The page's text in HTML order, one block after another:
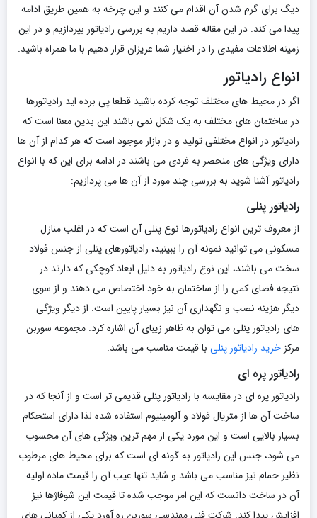
دیگ برای گرم شدن آن اقدام می کنند و این چرخه به همین طریق ادامه
پیدا می کند. در این مقاله قصد داریم به بررسی رادیاتور بپردازیم و در این
زمینه اطلاعات مفیدی را در اختیار شما عزیزان قرار دهیم با ما همراه باشید.
انواع رادیاتور
اگر در محیط های مختلف توجه کرده باشید قطعا پی برده اید رادیاتورها
در ساختمان های مختلف به یک شکل نمی باشند این بدین معنا است که
رادیاتور در انواع مختلفی تولید و در بازار موجود است که هر کدام از آن ها
دارای ویژگی های منحصر به فردی می باشند در ادامه برای این که با انواع
رادیاتور آشنا شوید به بررسی چند مورد از آن ها می پردازیم:
رادیاتور پنلی
از معروف ترین انواع رادیاتورها نوع پنلی آن است که در اغلب منازل
مسکونی می توانید نمونه آن را ببینید، رادیاتورهای پنلی از جنس فولاد
سخت می باشند، این نوع رادیاتور به دلیل ابعاد کوچکی که دارند در
نتیجه فضای کمی را از ساختمان به خود اختصاص می دهند و از سوی
دیگر هزینه نصب و نگهداری آن نیز بسیار پایین است. از دیگر ویژگی
های رادیاتور پنلی می توان به ظاهر زیبای آن اشاره کرد. مجموعه سوربن
مرکز خرید رادیاتور پنلی با قیمت مناسب می باشد.
رادیاتور پره ای
رادیاتور پره ای در مقایسه با رادیاتور پنلی قدیمی تر است و از آنجا که در
ساخت آن ها از متریال فولاد و آلومینیوم استفاده شده لذا دارای استحکام
بسیار بالایی است و این مورد یکی از مهم ترین ویژگی های آن محسوب
می شود، جنس این رادیاتور به گونه ای است که برای محیط های مرطوب
نظیر حمام نیز مناسب می باشد و شاید تنها عیب آن را قیمت ماده اولیه
آن در ساخت دانست که این امر موجب شده تا قیمت این شوفاژها نیز
افزایش پیدا کند. شرکت فنی مهندسی سوربن ره آورد یکی از کمپانی های